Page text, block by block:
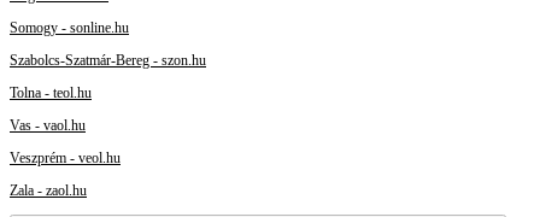
Somogy - sonline.hu
Szabolcs-Szatmár-Bereg - szon.hu
Tolna - teol.hu
Vas - vaol.hu
Veszprém - veol.hu
Zala - zaol.hu